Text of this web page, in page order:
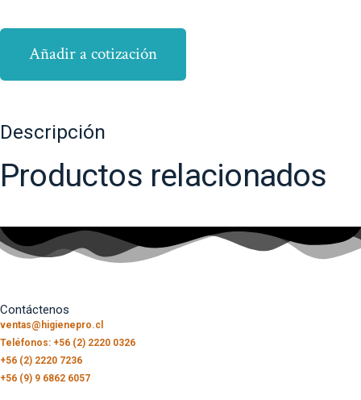
Añadir a cotización
Descripción
Productos relacionados
Contáctenos
ventas@higienepro.cl
Teléfonos: +56 (2) 2220 0326
+56 (2) 2220 7236
+56 (9) 9 6862 6057